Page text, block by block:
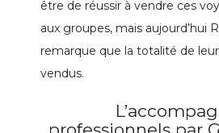
être de réussir à vendre ces
aux groupes, mais aujourd’hui
remarque que la totalité de
vendus.